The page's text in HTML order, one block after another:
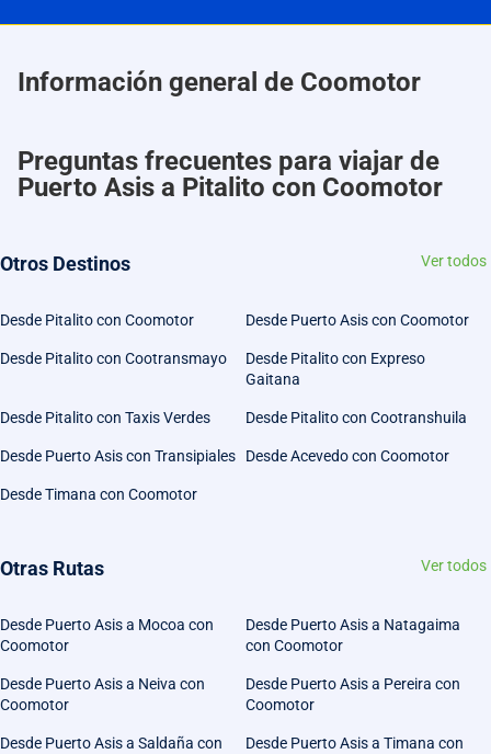
Información general de Coomotor
Preguntas frecuentes para viajar de
Puerto Asis a Pitalito con Coomotor
Otros Destinos Ver todos
Desde Pitalito con Coomotor Desde Puerto Asis con Coomotor
Desde Pitalito con Cootransmayo
Desde Pitalito con Expreso
Gaitana
Desde Pitalito con Taxis Verdes Desde Pitalito con Cootranshuila
Desde Puerto Asis con Transipiales Desde Acevedo con Coomotor
Desde Timana con Coomotor
Otras Rutas Ver todos
Desde Puerto Asis a Mocoa con
Coomotor
Desde Puerto Asis a Natagaima
con Coomotor
Desde Puerto Asis a Neiva con
Coomotor
Desde Puerto Asis a Pereira con
Coomotor
Desde Puerto Asis a Saldaña con
Desde Puerto Asis a Timana con